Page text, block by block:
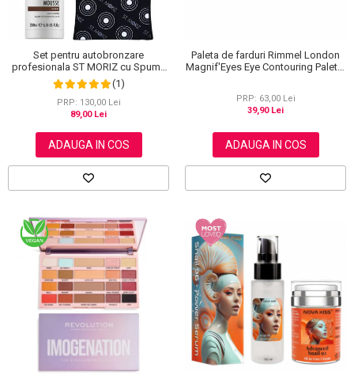
Set pentru autobronzare
profesionala ST MORIZ cu Spuma
Dark Fast Drying si Manusa Velvet
Tanning Mitt
(1)
PRP: 130,00 Lei
89,00 Lei
ADAUGA IN COS
Paleta de farduri Rimmel London
Magnif'Eyes Eye Contouring Palette
PRP: 63,00 Lei
39,90 Lei
ADAUGA IN COS